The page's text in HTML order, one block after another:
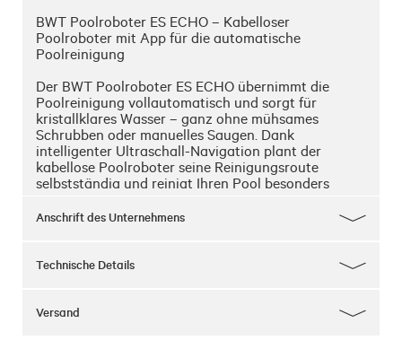
BWT Poolroboter ES ECHO – Kabelloser
Poolroboter mit App für die automatische
Poolreinigung
Der BWT Poolroboter ES ECHO übernimmt die
Poolreinigung vollautomatisch und sorgt für
kristallklares Wasser – ganz ohne mühsames
Schrubben oder manuelles Saugen. Dank
intelligenter Ultraschall-Navigation plant der
kabellose Poolroboter seine Reinigungsroute
selbstständig und reinigt Ihren Pool besonders
zuverlässig von Schmutz, Laub und Ablagerungen
Der leistungsstarke Poolreiniger eignet sich für
eine besonders hohe Flächenabdeckung. Im
Anschrift des Unternehmens
Technische Details
Versand